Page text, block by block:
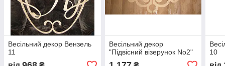
Весільний декор Вензель
11
Весільний декор
"Підвісний візерунок No2"
10